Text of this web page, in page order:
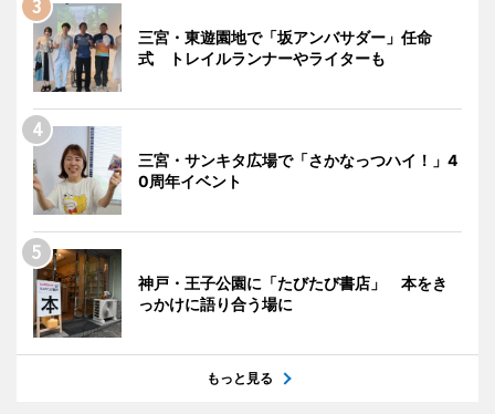
三宮・東遊園地で「坂アンバサダー」任命
式 トレイルランナーやライターも
三宮・サンキタ広場で「さかなっつハイ！」4
0周年イベント
神戸・王子公園に「たびたび書店」 本をき
っかけに語り合う場に
もっと見る